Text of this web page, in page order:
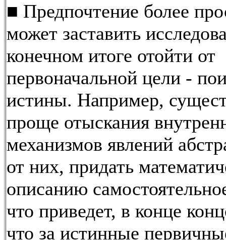
■ Предпочтение более
может заставить
конечном итоге отойти от
первоначальной цели -
истины. Например,
проще отыскания
механизмов явлений
от них, придать
описанию
что приведет, в конце
что за истинные